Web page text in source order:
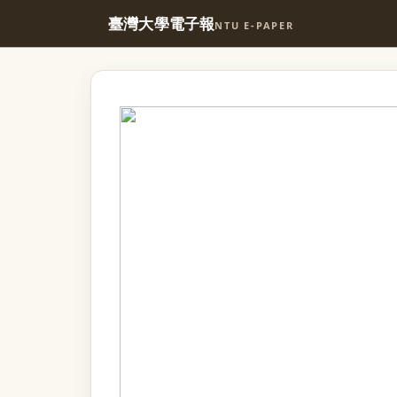
臺灣大學電子報NTU E-PAPER